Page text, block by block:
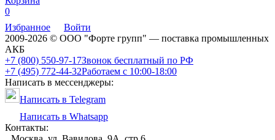
0
Избранное
Войти
2009-2026 © ООО "Форте групп" — поставка промышленных
АКБ
+7 (800) 550-97-17Звонок бесплатный по РФ
+7 (495) 772-44-32Работаем с 10:00-18:00
Написать в мессенджеры:
Написать в Telegram
Написать в Whatsapp
Контакты: